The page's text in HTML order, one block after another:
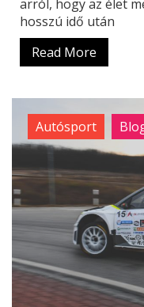
arról, hogy az élet
hosszú idő után
Read More
Autósport